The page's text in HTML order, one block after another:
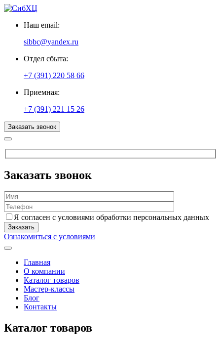
Наш email:
sibbc@yandex.ru
Отдел сбыта:
+7 (391) 220 58 66
Приемная:
+7 (391) 221 15 26
Заказать звонок
Заказать звонок
Я согласен с условиями обработки персональных данных
Ознакомиться с условиями
Главная
О компании
Каталог товаров
Мастер-классы
Блог
Контакты
Каталог товаров